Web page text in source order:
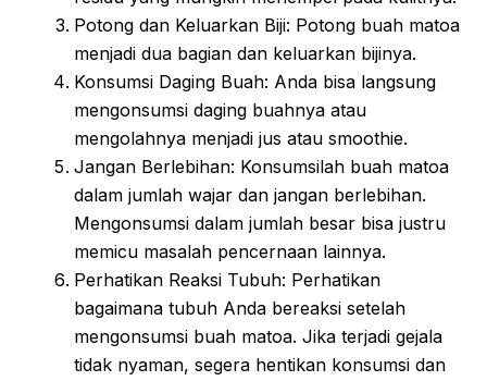
Potong dan Keluarkan Biji: Potong buah matoa
menjadi dua bagian dan keluarkan bijinya.
Konsumsi Daging Buah: Anda bisa langsung
mengonsumsi daging buahnya atau
mengolahnya menjadi jus atau smoothie.
Jangan Berlebihan: Konsumsilah buah matoa
dalam jumlah wajar dan jangan berlebihan.
Mengonsumsi dalam jumlah besar bisa justru
memicu masalah pencernaan lainnya.
Perhatikan Reaksi Tubuh: Perhatikan
bagaimana tubuh Anda bereaksi setelah
mengonsumsi buah matoa. Jika terjadi gejala
tidak nyaman, segera hentikan konsumsi dan